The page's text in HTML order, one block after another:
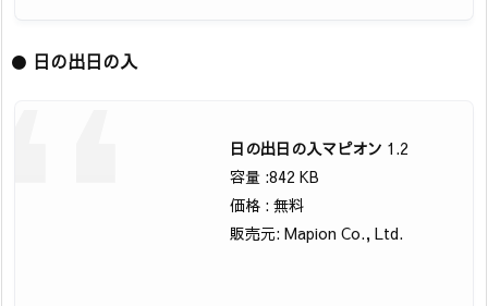
● 日の出日の入
日の出日の入マピオン 1.2
容量 :842 KB
価格 : 無料
販売元: Mapion Co., Ltd.